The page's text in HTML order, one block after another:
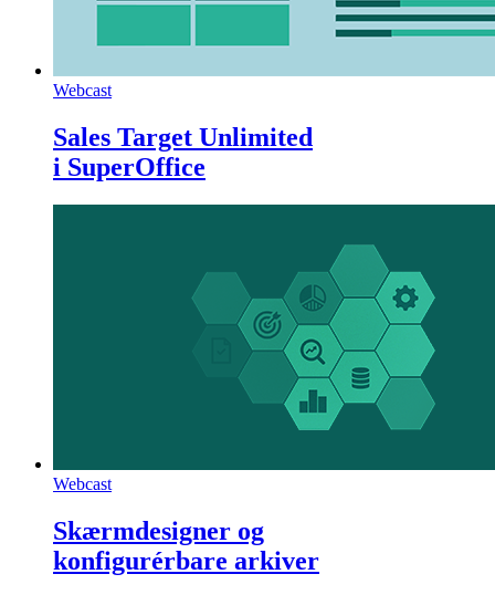
Webcast
Sales Target Unlimited
i SuperOffice
Webcast
Skærmdesigner og
konfigurérbare arkiver